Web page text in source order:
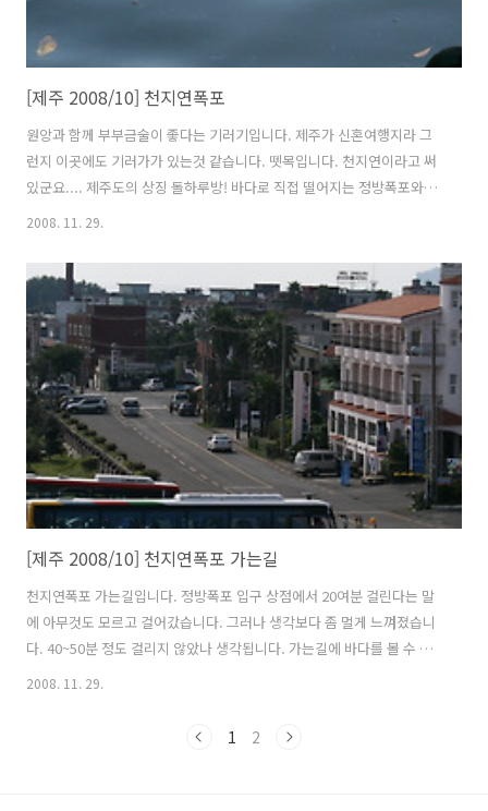
[제주 2008/10] 천지연폭포
원앙과 함께 부부금술이 좋다는 기러기입니다. 제주가 신혼여행지라 그
런지 이곳에도 기러가가 있는것 같습니다. 뗏목입니다. 천지연이라고 써
있군요.... 제주도의 상징 돌하루방! 바다로 직접 떨어지는 정방폭포와는
반대로 한참 안쪽으로 들어가야 볼 수 있습니다. 천지연폭포도 갈수기라
는데, 아쉽네요. 이미 천제연폭포를 시작으로 정방폭포, 천지연폭포까지
많이 봐서 그늘에 조금 앉아있다가 폭포를 빠져 나왔습니다. 시간이 많이
지체되어 다음목적지인 섭지코지까지 빨리 가기위해 천지연폭포에서 서
귀포터미널까지 가는 버스나 택시를 타야 했습니다. 제주도 택시비가 장
난이 아니기 때문에 서귀포시내까지 가는 버스를 탔습니다. 기사아저씨
가 서귀포구터미널까지는 ..
2008. 11. 29.
[제주 2008/10] 천지연폭포 가는길
천지연폭포 가는길입니다. 정방폭포 입구 상점에서 20여분 걸린다는 말
에 아무것도 모르고 걸어갔습니다. 그러나 생각보다 좀 멀게 느껴졌습니
다. 40~50분 정도 걸리지 않았나 생각됩니다. 가는길에 바다를 볼 수 있
2008. 11. 29.
1 2